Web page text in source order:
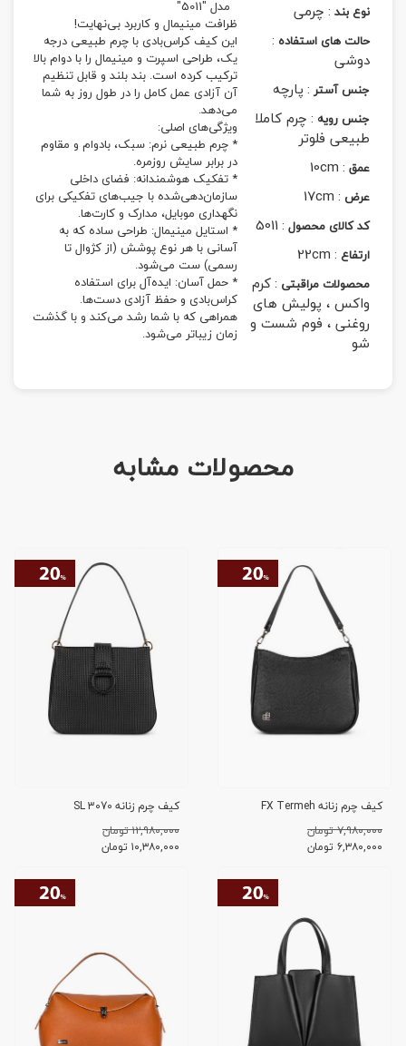
نوع بند :چرمی
حالت های استفاده :
دوشی
جنس آستر :پارچه
جنس رویه :چرم کاملا
طبیعی فلوتر
عمق :
10cm
عرض :
17cm
کد کالای محصول :
5011
ارتفاع :
22cm
محصولات مراقبتی :کرم
واکس ، پولیش های
روغنی ، فوم شست و
شو
مدل "5011"
ظرافت مینیمال و کاربرد بی‌نهایت!
این کیف کراس‌بادی با چرم طبیعی درجه
یک، طراحی اسپرت و مینیمال را با دوام بالا
ترکیب کرده است. بند بلند و قابل تنظیم
آن آزادی عمل کامل را در طول روز به شما
می‌دهد.
ویژگی‌های اصلی:
* چرم طبیعی نرم: سبک، بادوام و مقاوم
در برابر سایش روزمره.
* تفکیک هوشمندانه: فضای داخلی
سازمان‌دهی‌شده با جیب‌های تفکیکی برای
نگهداری موبایل، مدارک و کارت‌ها.
* استایل مینیمال: طراحی ساده که به
آسانی با هر نوع پوشش (از کژوال تا
رسمی) ست می‌شود.
* حمل آسان: ایده‌آل برای استفاده
کراس‌بادی و حفظ آزادی دست‌ها.
همراهی که با شما رشد می‌کند و با گذشت
زمان زیباتر می‌شود.
محصولات مشابه
کیف چرم زنانه FX Termeh
۷,۹۸۰,۰۰۰ تومان
۶,۳۸۰,۰۰۰ تومان
کیف چرم زنانه SL 3070
۱۲,۹۸۰,۰۰۰ تومان
۱۰,۳۸۰,۰۰۰ تومان